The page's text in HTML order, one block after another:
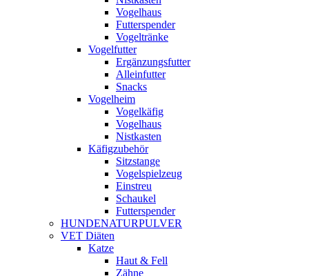
Vogelhaus
Futterspender
Vogeltränke
Vogelfutter
Ergänzungsfutter
Alleinfutter
Snacks
Vogelheim
Vogelkäfig
Vogelhaus
Nistkasten
Käfigzubehör
Sitzstange
Vogelspielzeug
Einstreu
Schaukel
Futterspender
HUNDENATURPULVER
VET Diäten
Katze
Haut & Fell
Zähne